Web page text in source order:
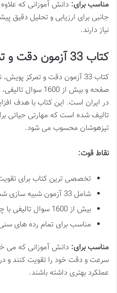
مناسب برای: دانش آموزانی که
جانبی برای ارزیابی و تحلیل دقیق
نیاز دارند.
کتاب 33 آزمون دقت و تمرکز پویش
صفحه و بیش از
در ایران است. این کتاب با هدف
تالیف شده است که مهارتی حیاتی
تیزهوشان محسوب می شود.
نقاط قوت:
تخصصی ترین کتاب برای
شامل 33 آزمون شبیه سازی شده برای تقویت مهارت های سرعتی
بیش از 1600 سوال تالیفی با چیدمان هوشمند
مناسب برای تمام رده های
مناسب برای: دانش آموزانی که می
سرعت و دقت خود را تقویت کنند و
عملکرد بهتری داشته باشند.